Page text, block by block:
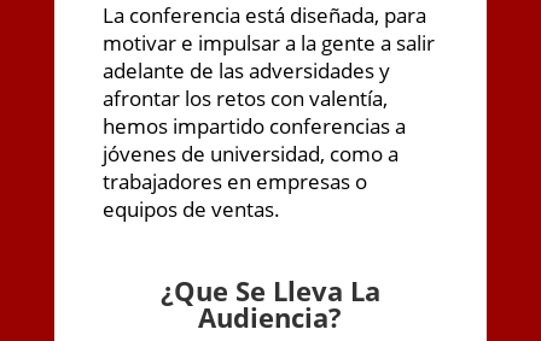
La conferencia está diseñada, para
motivar e impulsar a la gente a salir
adelante de las adversidades y
afrontar los retos con valentía,
hemos impartido conferencias a
jóvenes de universidad, como a
trabajadores en empresas o
equipos de ventas.
¿Que Se Lleva La
Audiencia?